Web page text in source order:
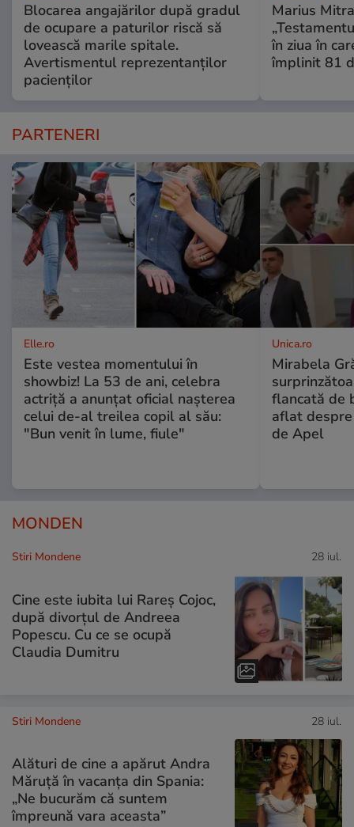
Blocarea angajărilor după gradul
de ocupare a paturilor riscă să
lovească marile spitale.
Avertismentul reprezentanților
pacienților
Marius
în ziua în
împlinit 81
PARTENERI
Elle.ro
Este vestea momentului în
showbiz! La 53 de ani, celebra
actriță a anunțat oficial nașterea
celui de-al treilea copil al său:
"Bun venit în lume, fiule"
Unica.ro
Mirabela
flancată de
aflat
de Apel
MONDEN
Stiri Mondene 28 iul.
Cine este iubita lui Rareș Cojoc,
după divorțul de Andreea
Popescu. Cu ce se ocupă
Claudia Dumitru
Stiri Mondene 28 iul.
Alături de cine a apărut Andra
Măruță în vacanța din Spania:
„Ne bucurăm că suntem
împreună vara aceasta”